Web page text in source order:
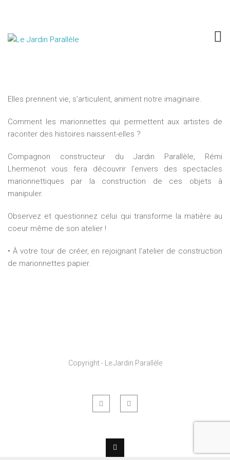
Elles prennent vie, s’articulent, animent notre imaginaire.
Comment les marionnettes qui permettent aux artistes de
raconter des histoires naissent-elles ?
Compagnon constructeur du Jardin Parallèle, Rémi
Lhermenot vous fera découvrir l’envers des spectacles
marionnettiques par la construction de ces objets à
manipuler.
Observez et questionnez celui qui transforme la matière au
coeur même de son atelier !
• À votre tour de créer, en rejoignant l’atelier de construction
de marionnettes papier.
Copyright - Le Jardin Parallèle